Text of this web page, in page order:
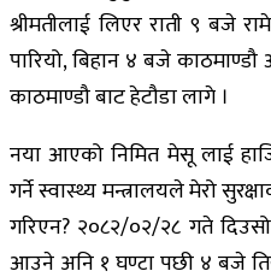
श्रीमतीलाई लिएर राती ९ बजे
पारियो, बिहान ४ बजे
काठमाण्डौ बाट हेटौडा लागे ।
नया आएको निमित मेसू लाई
गर्ने स्वास्थ्य मन्त्रालयले मेरो
गरिएन? २०८२/०२/२८ गते
आउने अनि १ घण्टा पछी ४ बजे